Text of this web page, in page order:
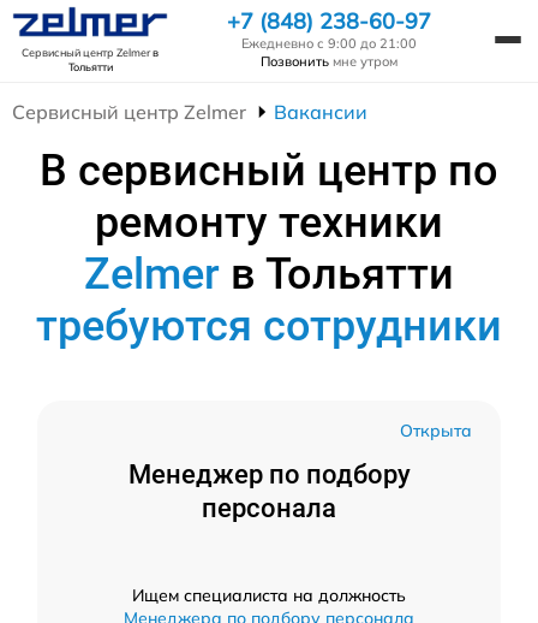
Сервисный центр Zelmerв
Тольятти
+7 (848) 238-60-97
Ежедневно с 9:00 до 21:00
Позвонить мне утром
Сервисный центр Zelmer Вакансии
В сервисный центр по
ремонту техники
Zelmer в Тольятти
требуются сотрудники
Открыта
Менеджер по подбору
персонала
Ищем специалиста на должность
Менеджера по подбору персонала